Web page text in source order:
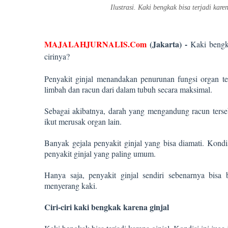
Ilustrasi. Kaki bengkak bisa terjadi
MAJALAHJURNALIS.Com(Jakarta) - Kaki
cirinya?
Penyakit ginjal menandakan penurunan fungsi organ
limbah dan racun dari dalam tubuh secara maksimal.
Sebagai akibatnya, darah yang mengandung racun
ikut merusak organ lain.
Banyak gejala penyakit ginjal yang bisa diamati.
penyakit ginjal yang paling umum.
Hanya saja, penyakit ginjal sendiri sebenarnya bisa
menyerang kaki.
Ciri-ciri kaki bengkak karena ginjal